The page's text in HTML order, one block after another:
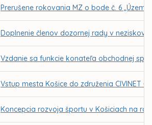
Prerušene rokovania MZ o bode č. 6
Doplnenie členov dozornej rady v
Vzdanie sa funkcie konateľa obchodnej
Vstup mesta Košice do združenia CIVINET
Koncepcia rozvoja športu v Košiciach na